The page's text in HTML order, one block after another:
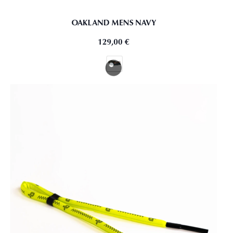
OAKLAND MENS NAVY
129,00 €